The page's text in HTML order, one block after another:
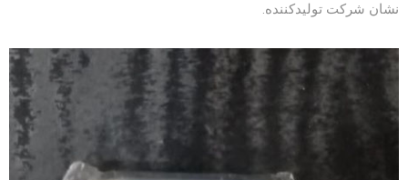
نشان شرکت تولیدکننده.